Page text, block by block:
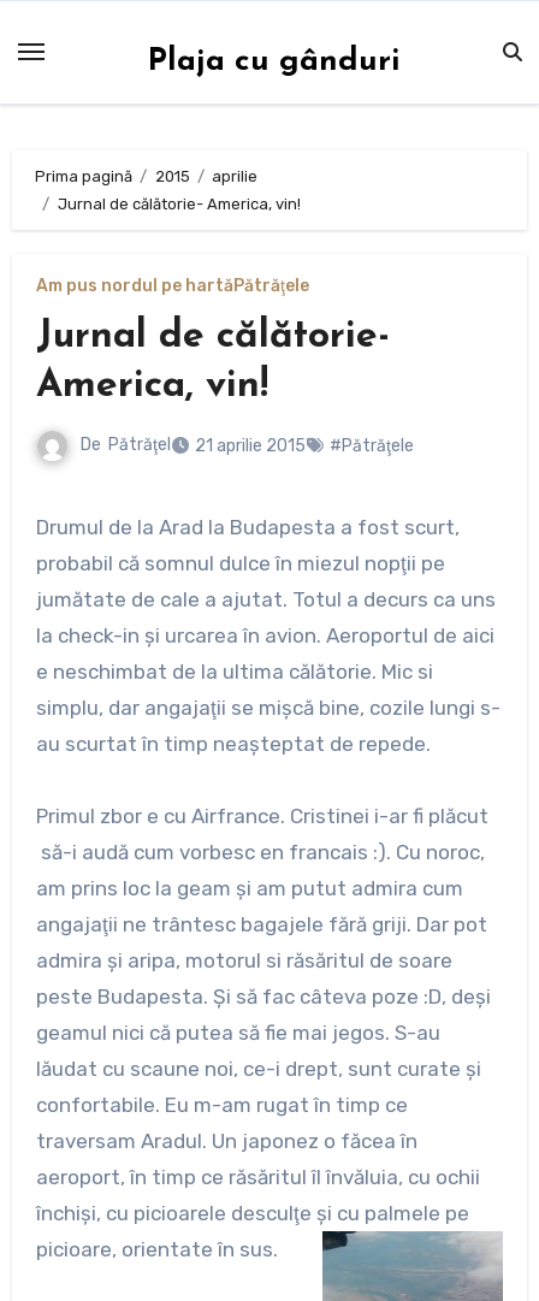
Plaja cu gânduri
Prima pagină 2015
aprilie
Jurnal de călătorie- America, vin!
Am pus nordul pe hartă Pătrăţele
Jurnal de călătorie-
America, vin!
De Pătrăţel 21 aprilie 2015 #Pătrăţele
Drumul de la Arad la Budapesta a fost scurt,
probabil că somnul dulce în miezul nopţii pe
jumătate de cale a ajutat. Totul a decurs ca uns
la check-in şi urcarea în avion. Aeroportul de aici
e neschimbat de la ultima călătorie. Mic si
simplu, dar angajaţii se mişcă bine, cozile lungi s-
au scurtat în timp neaşteptat de repede.
Primul zbor e cu Airfrance. Cristinei i-ar fi plăcut
să-i audă cum vorbesc en francais :). Cu noroc,
am prins loc la geam şi am putut admira cum
angajaţii ne trântesc bagajele fără griji. Dar pot
admira şi aripa, motorul si răsăritul de soare
peste Budapesta. Şi să fac câteva poze :D, deşi
geamul nici că putea să fie mai jegos. S-au
lăudat cu scaune noi, ce-i drept, sunt curate şi
confortabile. Eu m-am rugat în timp ce
traversam Aradul. Un japonez o făcea în
aeroport, în timp ce răsăritul îl învăluia, cu ochii
închişi, cu picioarele desculţe şi cu palmele pe
picioare, orientate în sus.